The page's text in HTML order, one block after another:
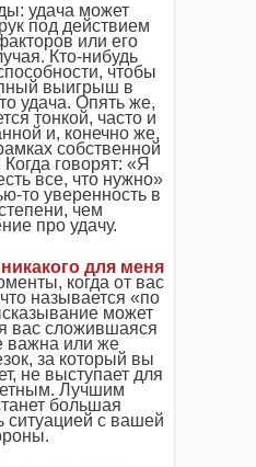
удача может
под действием
или его
Кто-нибудь
чтобы
выигрыш в
удача. Опять же,
тонкой, часто и
и, конечно же,
собственной
говорят: «Я
все, что нужно»
то уверенность в
чем
про удачу.
для меня
когда от вас
называется «по
может
вас сложившаяся
важна или же
за который вы
не выступает для
Лучшим
большая
ситуацией с вашей